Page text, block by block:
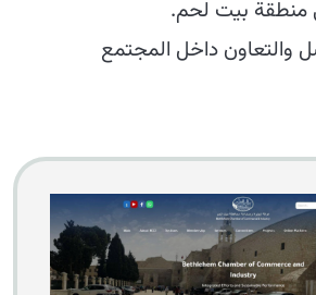
منطقة بيت لحم.
والتعاون داخل المجتمع